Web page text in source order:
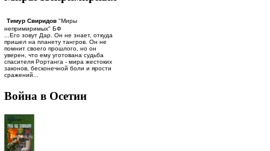
Тимур Свиридов "Миры
непримиримых" БФ
...Его зовут Дар. Он не знает, откуда
пришел на планету тангров. Он не
помнит своего прошлого, но он
уверен, что ему уготована судьба
спасителя Рортанга - мира жестоких
законов, бесконечной боли и ярости
сражений...
Война в Осетии